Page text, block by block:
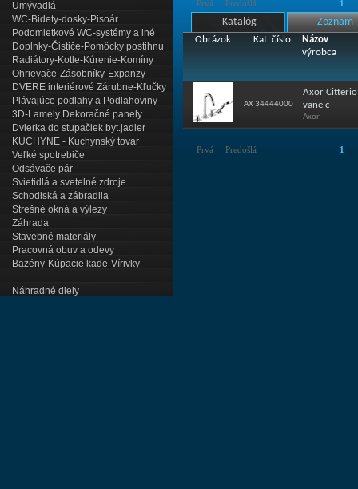
Umývadlá
WC-Bidety-dosky-Pisoár
Podomietkové WC-systémy a iné
Doplnky-Čističe-Pomôcky postihnu
Radiátory-Kotle-Kúrenie-Komíny
Ohrievače-Zásobníky-Expanzy
DVERE interiérové Zárubne-Kľučky
Plávajúce podlahy a Podlahoviny
3D-Lamely Dekoračné panely
Dvierka do stupačiek byt.jadier
KUCHYNE - Kuchynský tovar
Veľké spotrebiče
Odsávače pár
Svietidlá a svetelné zdroje
Schodiská a zábradlia
Strešné okná a výlezy
Záhrada
Stavebné materiály
Pracovná obuv a odevy
Bazény-Kúpacie kade-Vírivky
Náhradné diely
Prvá Predošlá 1
Katalóg Zoznam
Obrázok Kat. číslo
Názov
výrobca
AX 34444000
Axor
vane c
Axor
Prvá Predošlá 1